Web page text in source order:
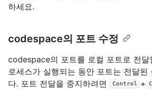
하세요.
codespace의 포트 수정
codespace의 포트를 로컬 포트로 전달
로세스가 실행되는 동안 포트는 전달된
다. 포트 전달을 중지하려면
Control + C